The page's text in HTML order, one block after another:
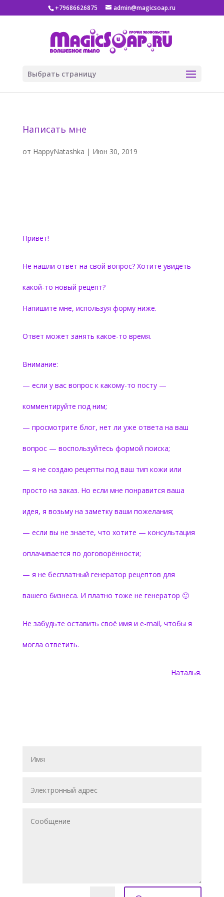
+79686626875 admin@magicsoap.ru
Выбрать страницу
Написать мне
от HappyNatashka | Июн 30, 2019
Привет!
Не нашли ответ на свой вопрос? Хотите увидеть
какой-то новый рецепт?
Напишите мне, используя форму ниже.
Ответ может занять какое-то время.
Внимание:
— если у вас вопрос к какому-то посту —
комментируйте под ним;
— просмотрите блог, нет ли уже ответа на ваш
вопрос — воспользуйтесь формой поиска;
— я не создаю рецепты под ваш тип кожи или
просто на заказ. Но если мне понравится ваша
идея, я возьму на заметку ваши пожелания;
— если вы не знаете, что хотите — консультация
оплачивается по договорённости;
— я не бесплатный генератор рецептов для
вашего бизнеса. И платно тоже не генератор 🙂
Не забудьте оставить своё имя и e-mail, чтобы я
могла ответить.
Наталья.